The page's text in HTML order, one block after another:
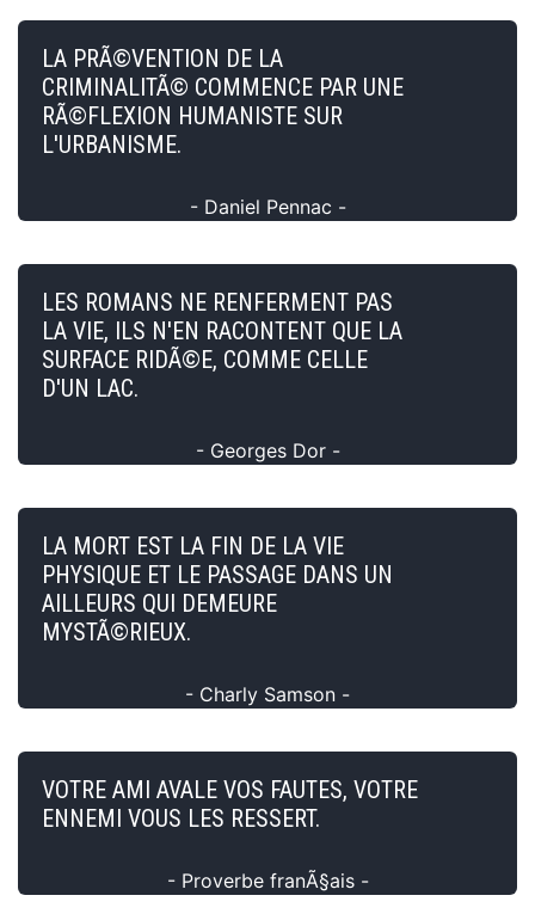
LA PRÃ©VENTION DE LA
CRIMINALITÃ© COMMENCE PAR UNE
RÃ©FLEXION HUMANISTE SUR
L'URBANISME.
- Daniel Pennac -
LES ROMANS NE RENFERMENT PAS
LA VIE, ILS N'EN RACONTENT QUE LA
SURFACE RIDÃ©E, COMME CELLE
D'UN LAC.
- Georges Dor -
LA MORT EST LA FIN DE LA VIE
PHYSIQUE ET LE PASSAGE DANS UN
AILLEURS QUI DEMEURE
MYSTÃ©RIEUX.
- Charly Samson -
VOTRE AMI AVALE VOS FAUTES, VOTRE
ENNEMI VOUS LES RESSERT.
- Proverbe franÃ§ais -